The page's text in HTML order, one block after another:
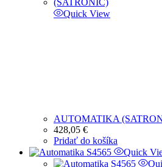
Quick View
AUTOMATIKA
428,05 €
Pridať do košíka
Quick